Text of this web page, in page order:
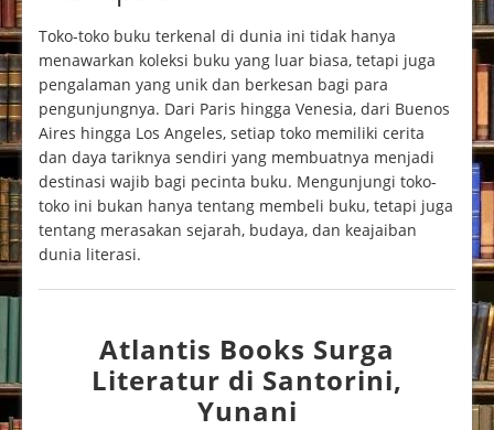
Toko-toko buku terkenal di dunia ini tidak hanya
menawarkan koleksi buku yang luar biasa, tetapi juga
pengalaman yang unik dan berkesan bagi para
pengunjungnya. Dari Paris hingga Venesia, dari Buenos
Aires hingga Los Angeles, setiap toko memiliki cerita
dan daya tariknya sendiri yang membuatnya menjadi
destinasi wajib bagi pecinta buku. Mengunjungi toko-
toko ini bukan hanya tentang membeli buku, tetapi juga
tentang merasakan sejarah, budaya, dan keajaiban
dunia literasi.
Atlantis Books Surga
Literatur di Santorini,
Yunani